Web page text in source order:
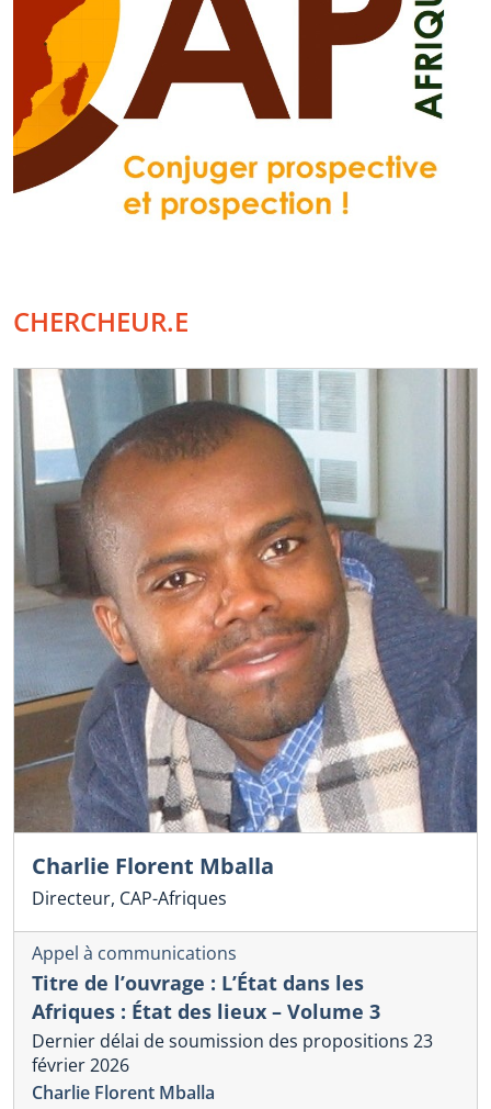
CHERCHEUR.E
Charlie Florent Mballa
Directeur, CAP-Afriques
Appel à communications
Titre de l’ouvrage : L’État dans les
Afriques : État des lieux – Volume 3
Dernier délai de soumission des propositions 23
février 2026
Charlie Florent Mballa